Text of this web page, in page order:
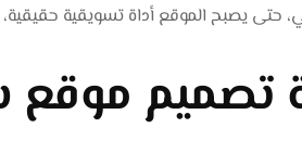
حتى يصبح الموقع أداة تسويقية
تصميم موقع